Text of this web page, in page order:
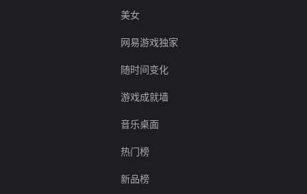
美女
网易游戏独家
随时间变化
游戏成就墙
音乐桌面
热门榜
新品榜